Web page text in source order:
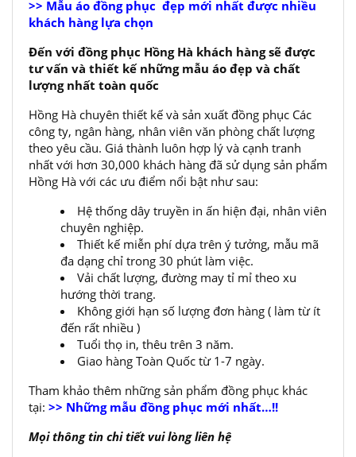
>> Mẫu áo đồng phục đẹp mới nhất được nhiều
khách hàng lựa chọn
Đến với đồng phục Hồng Hà khách hàng sẽ được
tư vấn và thiết kế những mẫu áo đẹp và chất
lượng nhất toàn quốc
Hồng Hà chuyên thiết kế và sản xuất đồng phục Các
công ty, ngân hàng, nhân viên văn phòng chất lượng
theo yêu cầu. Giá thành luôn hợp lý và cạnh tranh
nhất với hơn 30,000 khách hàng đã sử dụng sản phẩm
Hồng Hà với các ưu điểm nổi bật như sau:
Hệ thống dây truyền in ấn hiện đại, nhân viên
chuyên nghiệp.
Thiết kế miễn phí dựa trên ý tưởng, mẫu mã
đa dạng chỉ trong 30 phút làm việc.
Vải chất lượng, đường may tỉ mỉ theo xu
hướng thời trang.
Không giới hạn số lượng đơn hàng ( làm từ ít
đến rất nhiều )
Tuổi thọ in, thêu trên 3 năm.
Giao hàng Toàn Quốc từ 1-7 ngày.
Tham khảo thêm những sản phẩm đồng phục khác
tại: >> Những mẫu đồng phục mới nhất…!!
Mọi thông tin chi tiết vui lòng liên hệ